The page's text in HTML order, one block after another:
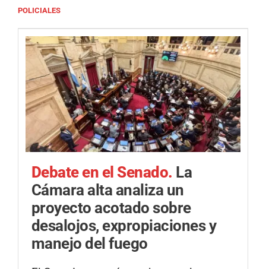
POLICIALES
Debate en el Senado. La
Cámara alta analiza un
proyecto acotado sobre
desalojos, expropiaciones y
manejo del fuego